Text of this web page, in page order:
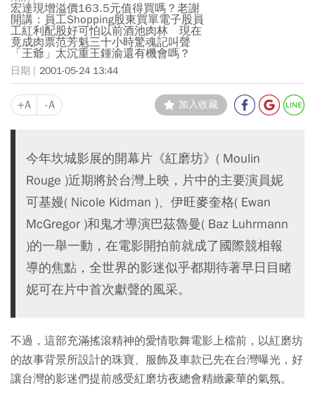
宏達現增溢價163.5元值得買嗎？老謝
開講：員工Shopping股東買單電子股員
工紅利配股好可怕以前酒池肉林 現在
竟成肉票范芳魁三十小時驚魂記叫聲
「王爺」太沉重王鍾渝還有機會嗎？
2001-05-24 13:44
+A -A 加入收藏
今年坎城影展的開幕片《紅磨坊》( Moulin
Rouge )近期將於台灣上映，片中的主要演員妮
可基嫚( Nicole Kidman )、伊旺麥奎格( Ewan
McGregor )和鬼才導演巴茲魯曼( Baz Luhrmann
)的一舉一動，在電影開拍前就成了國際競相報
導的焦點，全世界的影迷似乎都期待著早日目睹
妮可在片中首次獻聲的風采。
不過，這部充滿搖滾精神的愛情歌舞電影上檔前，以紅磨坊
的故事背景所設計的珠寶、服飾及車款已先在台灣曝光，好
讓台灣的影迷們提前感受紅磨坊夜總會精緻豪華的氣氛。